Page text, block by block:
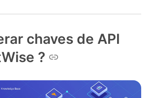
chaves de API
?